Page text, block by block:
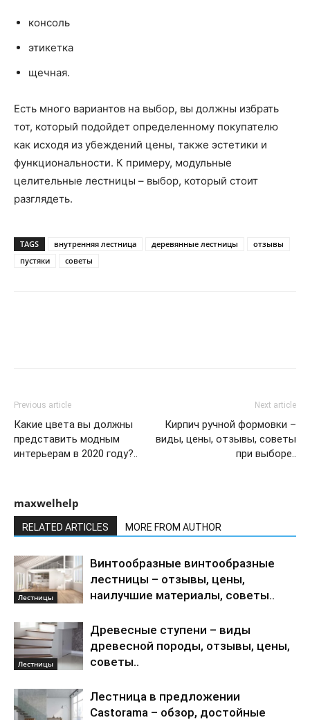
консоль
этикетка
щечная.
Есть много вариантов на выбор, вы должны избрать
тот, который подойдет определенному покупателю
как исходя из убеждений цены, также эстетики и
функциональности. К примеру, модульные
целительные лестницы – выбор, который стоит
разглядеть.
TAGS внутренняя лестница деревянные лестницы
отзывы
пустяки
советы
Previous article
Какие цвета вы должны
представить модным
интерьерам в 2020 году?..
Next article
Кирпич ручной формовки –
виды, цены, отзывы, советы
при выборе..
maxwelhelp
RELATED ARTICLES MORE FROM AUTHOR
Лестницы
Винтообразные винтообразные
лестницы – отзывы, цены,
наилучшие материалы, советы..
Лестницы
Древесные ступени – виды
древесной породы, отзывы, цены,
советы..
Лестница в предложении
Castorama – обзор, достойные